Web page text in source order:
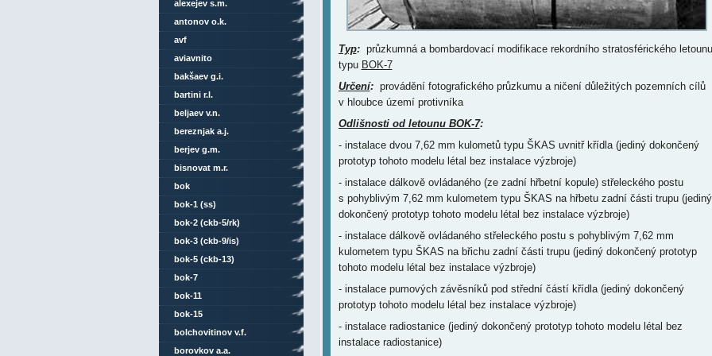
Typ:průzkumná a bombardovací modifikace rekordního stratosférického letounu
typu BOK-7
Určení:provádění fotografického průzkumu a ničení důležitých pozemních cílů
v hloubce území protivníka
Odlišnosti od letounu BOK-7:
- instalace dvou 7,62 mm kulometů typu ŠKAS uvnitř křídla (jediný dokončený
prototyp tohoto modelu létal bez instalace výzbroje)
- instalace dálkově ovládaného (ze zadní hřbetní kopule) střeleckého postu
s pohyblivým 7,62 mm kulometem typu ŠKAS na hřbetu zadní části trupu (jediný
dokončený prototyp tohoto modelu létal bez instalace výzbroje)
- instalace dálkově ovládaného střeleckého postu s pohyblivým 7,62 mm
kulometem typu ŠKAS na břichu zadní části trupu (jediný dokončený prototyp
tohoto modelu létal bez instalace výzbroje)
- instalace pumových závěsníků pod střední částí křídla (jediný dokončený
prototyp tohoto modelu létal bez instalace výzbroje)
- instalace radiostanice (jediný dokončený prototyp tohoto modelu létal bez
instalace radiostanice)
alexejev s.m.
antonov o.k.
avf
aviavnito
bakšaev g.i.
bartini r.l.
beljaev v.n.
bereznjak a.j.
berjev g.m.
bisnovat m.r.
bok
bok-1 (ss)
bok-2 (ckb-5/rk)
bok-3 (ckb-9/is)
bok-5 (ckb-13)
bok-7
bok-11
bok-15
bolchovitinov v.f.
borovkov a.a.